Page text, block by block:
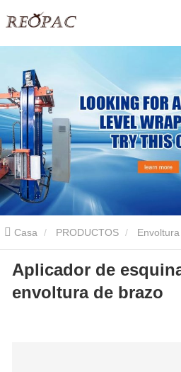
Casa PRODUCTOS
Envoltura elástica giratoria de brazo
papel Aplicador de esquina de
Aplicador de
envoltura de brazo